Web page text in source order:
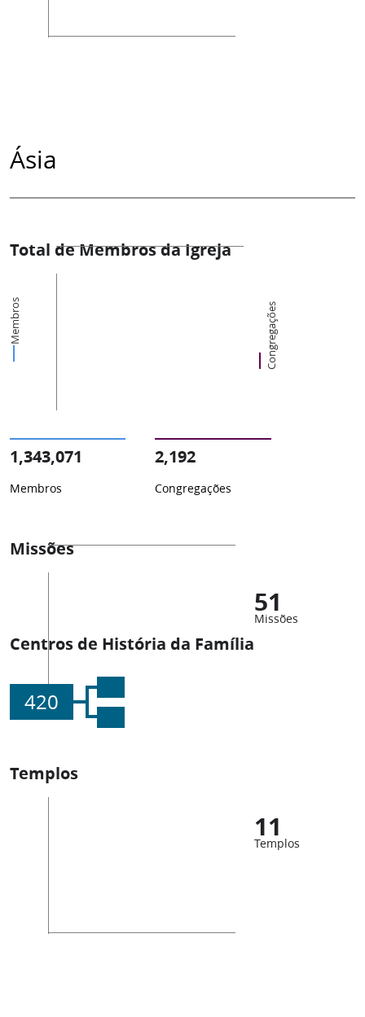
Ásia
Total de Membros da Igreja
Membros Congregações
1,343,071
Membros
2,192
Congregações
Missões
51
Missões
Centros de História da Família
420
Templos
11
Templos